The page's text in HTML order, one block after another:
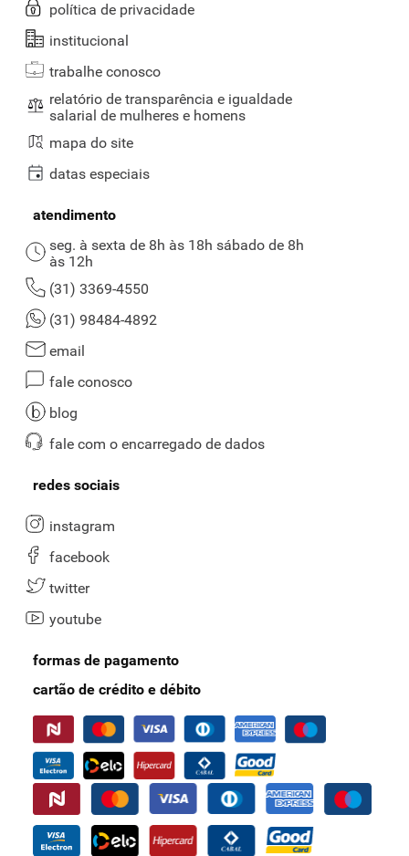
política de privacidade
institucional
trabalhe conosco
relatório de transparência e igualdade
salarial de mulheres e homens
mapa do site
datas especiais
atendimento
seg. à sexta de 8h às 18h sábado de 8h
às 12h
(31) 3369-4550
(31) 98484-4892
email
fale conosco
blog
fale com o encarregado de dados
redes sociais
instagram
facebook
twitter
youtube
formas de pagamento
cartão de crédito e débito